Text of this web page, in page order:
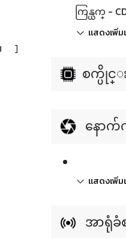
]
ကြန္ယက္ -
แสดงเพิ่ม
စက္ပိုင္း
နောက်
แสดงเพิ่ม
အာရုံခံ